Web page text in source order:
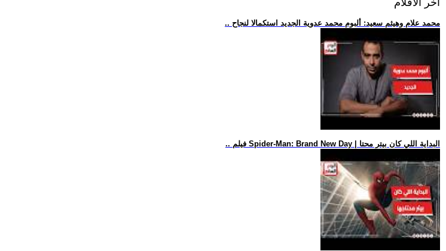
اخر الافلام
.. محمد علام وهيثم سعيد: ألبوم محمد عدوية الجديد استكمالا لنجاح
.. فيلم Spider-Man: Brand New Day | البداية اللي كان بيتر محتا